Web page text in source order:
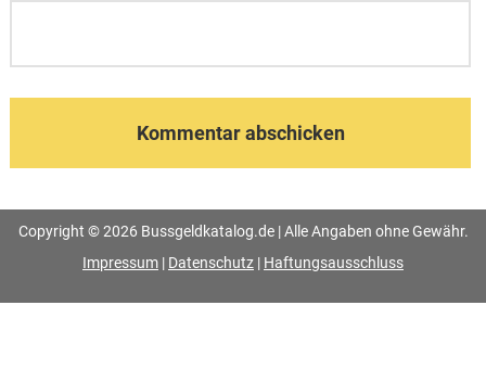
Copyright © 2026 Bussgeldkatalog.de | Alle Angaben ohne Gewähr.
Impressum | Datenschutz | Haftungsausschluss